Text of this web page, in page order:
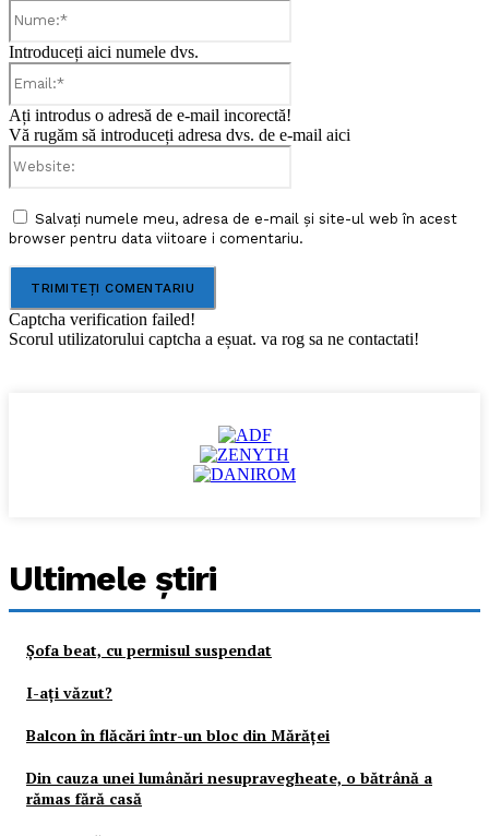
Introduceți aici numele dvs.
Ați introdus o adresă de e-mail incorectă!
Vă rugăm să introduceți adresa dvs. de e-mail aici
Salvați numele meu, adresa de e-mail și site-ul web în acest
browser pentru data viitoare i comentariu.
Captcha verification failed!
Scorul utilizatorului captcha a eșuat. va rog sa ne contactati!
Ultimele ştiri
Şofa beat, cu permisul suspendat
I-aţi văzut?
Balcon în flăcări într-un bloc din Mărăţei
Din cauza unei lumânări nesupravegheate, o bătrână a
rămas fără casă